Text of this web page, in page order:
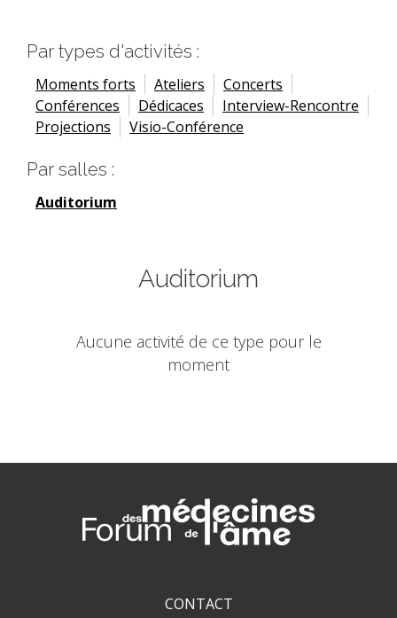
Par types d'activités :
Moments forts Ateliers
Concerts
Conférences
Dédicaces
Interview-Rencontre
Projections
Visio-Conférence
Par salles :
Auditorium
Auditorium
Aucune activité de ce type pour le
moment
CONTACT